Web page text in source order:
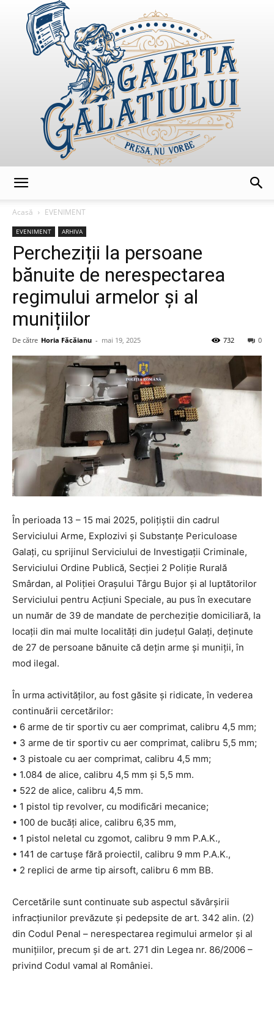
Acasă
EVENIMENT
EVENIMENT ARHIVA
Percheziții la persoane
bănuite de nerespectarea
regimului armelor și al
munițiilor
De către Horia Făcăianu - mai 19, 2025 0
732
În perioada 13 – 15 mai 2025, polițiștii din cadrul
Serviciului Arme, Explozivi și Substanțe Periculoase
Galați, cu sprijinul Serviciului de Investigații Criminale,
Serviciului Ordine Publică, Secției 2 Poliție Rurală
Smârdan, al Poliției Orașului Târgu Bujor și al luptătorilor
Serviciului pentru Acțiuni Speciale, au pus în executare
un număr de 39 de mandate de percheziție domiciliară, la
locații din mai multe localități din județul Galați, deținute
de 27 de persoane bănuite că dețin arme și muniții, în
mod ilegal.
În urma activităților, au fost găsite și ridicate, în vederea
continuării cercetărilor:
• 6 arme de tir sportiv cu aer comprimat, calibru 4,5 mm;
• 3 arme de tir sportiv cu aer comprimat, calibru 5,5 mm;
• 3 pistoale cu aer comprimat, calibru 4,5 mm;
• 1.084 de alice, calibru 4,5 mm și 5,5 mm.
• 522 de alice, calibru 4,5 mm.
• 1 pistol tip revolver, cu modificări mecanice;
• 100 de bucăți alice, calibru 6,35 mm,
• 1 pistol neletal cu zgomot, calibru 9 mm P.A.K.,
• 141 de cartușe fără proiectil, calibru 9 mm P.A.K.,
• 2 replici de arme tip airsoft, calibru 6 mm BB.
Cercetările sunt continuate sub aspectul săvârșirii
infracțiunilor prevăzute și pedepsite de art. 342 alin. (2)
din Codul Penal – nerespectarea regimului armelor și al
munițiilor, precum și de art. 271 din Legea nr. 86/2006 –
privind Codul vamal al României.